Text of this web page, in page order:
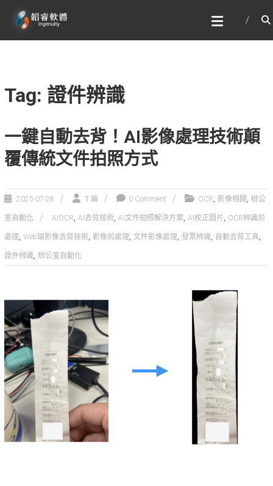
content
韜睿軟體有限公司
文字辨識與自然語言處理的專家
Tag: 證件辨識
一鍵自動去背！AI影像處理技術顛
覆傳統文件拍照方式
2025-07-28 Ｔ編 0 Comment OCR, 影像相關 , 辦公
室自動化 AIOCR, AI去背技術, AI文件拍照解決方案, AI校正圖片 , OCR辨識前
處理, Web端影像去背技術, 影像前處理, 文件影像處理, 發票辨識, 自動去背工具,
證件辨識, 辦公室自動化